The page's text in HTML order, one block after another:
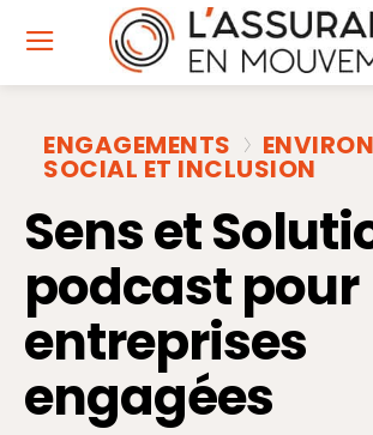
ENGAGEMENTS
SOCIAL ET INCLUSION
Sens et
podcast pour
entreprises
engagées